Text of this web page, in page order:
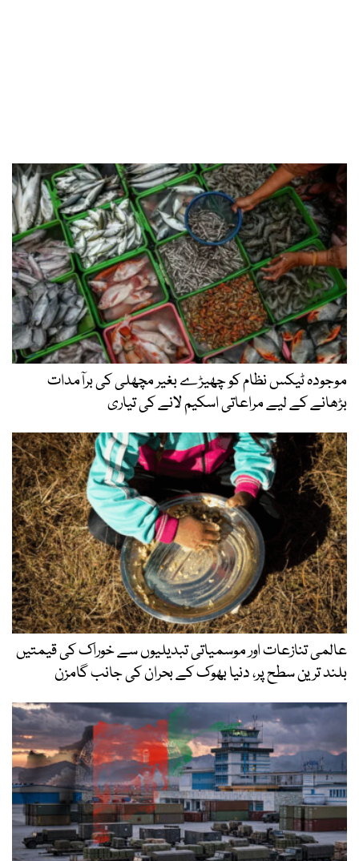
موجودہ ٹیکس نظام کو چھیڑے بغیر مچھلی کی برآمدات
بڑھانے کے لیے مراعاتی اسکیم لانے کی تیاری
عالمی تنازعات اور موسمیاتی تبدیلیوں سے خوراک کی قیمتیں
بلند ترین سطح پر، دنیا بھوک کے بحران کی جانب گامزن